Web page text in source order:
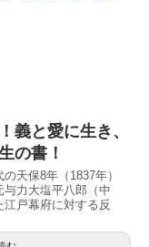
義と愛に生き、
の書！
天保8年（1837年）
力大塩平八郎（中
戸幕府に対する反